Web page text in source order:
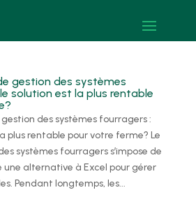
gestion des systèmes
solution est la plus rentable
des systèmes fourragers :
plus rentable pour votre ferme? Le
systèmes fourragers s’impose de
une alternative à Excel pour gérer
Pendant longtemps, les...